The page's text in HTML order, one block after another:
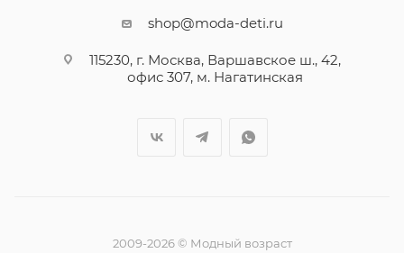
shop@moda-deti.ru
115230, г. Москва, Варшавское ш., 42,
офис 307, м. Нагатинская
2009-2026 © Модный возраст